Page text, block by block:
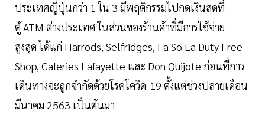
ประเทศญี่ปุ่นกว่า 1 ใน 3 มีพฤติกรรมไปกดเงินสดที่
ตู้ ATM ต่างประเทศ ในส่วนของร้านค้าที่มีการใช้จ่าย
สูงสุด ได้แก่ Harrods, Selfridges, Fa So La Duty Free
Shop, Galeries Lafayette และ Don Quijote ก่อนที่การ
เดินทางจะถูกจำกัดด้วยโรคโควิด-19 ตั้งแต่ช่วงปลายเดือน
มีนาคม 2563 เป็นต้นมา